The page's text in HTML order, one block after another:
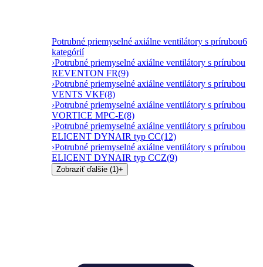
Potrubné priemyselné axiálne ventilátory s prírubou6
kategórií
›Potrubné priemyselné axiálne ventilátory s prírubou
REVENTON FR(9)
›Potrubné priemyselné axiálne ventilátory s prírubou
VENTS VKF(8)
›Potrubné priemyselné axiálne ventilátory s prírubou
VORTICE MPC-E(8)
›Potrubné priemyselné axiálne ventilátory s prírubou
ELICENT DYNAIR typ CC(12)
›Potrubné priemyselné axiálne ventilátory s prírubou
ELICENT DYNAIR typ CCZ(9)
Zobraziť ďalšie (1)+